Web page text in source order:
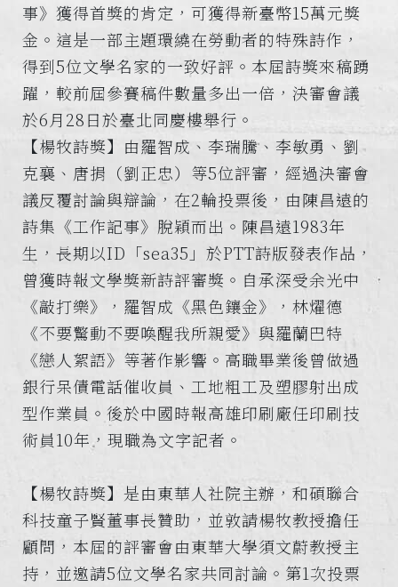
事》獲得首獎的肯定，可獲得新臺幣15萬元獎
金。這是一部主題環繞在勞動者的特殊詩作，
得到5位文學名家的一致好評。本屆詩獎來稿踴
躍，較前屆參賽稿件數量多出一倍，決審會議
於6月28日於臺北同慶樓舉行。
【楊牧詩獎】由羅智成、李瑞騰、李敏勇、劉
克襄、唐捐（劉正忠）等5位評審，經過決審會
議反覆討論與辯論，在2輪投票後，由陳昌遠的
詩集《工作記事》脫穎而出。陳昌遠1983年
生，長期以ID「sea35」於PTT詩版發表作品，
曾獲時報文學獎新詩評審獎。自承深受余光中
《敲打樂》，羅智成《黑色鑲金》，林燿德
《不要驚動不要喚醒我所親愛》與羅蘭巴特
《戀人絮語》等著作影響。高職畢業後曾做過
銀行呆債電話催收員、工地粗工及塑膠射出成
型作業員。後於中國時報高雄印刷廠任印刷技
術員10年，現職為文字記者。
【楊牧詩獎】是由東華人社院主辦，和碩聯合
科技童子賢董事長贊助，並敦請楊牧教授擔任
顧問，本屆的評審會由東華大學須文蔚教授主
持，並邀請5位文學名家共同討論。第1次投票